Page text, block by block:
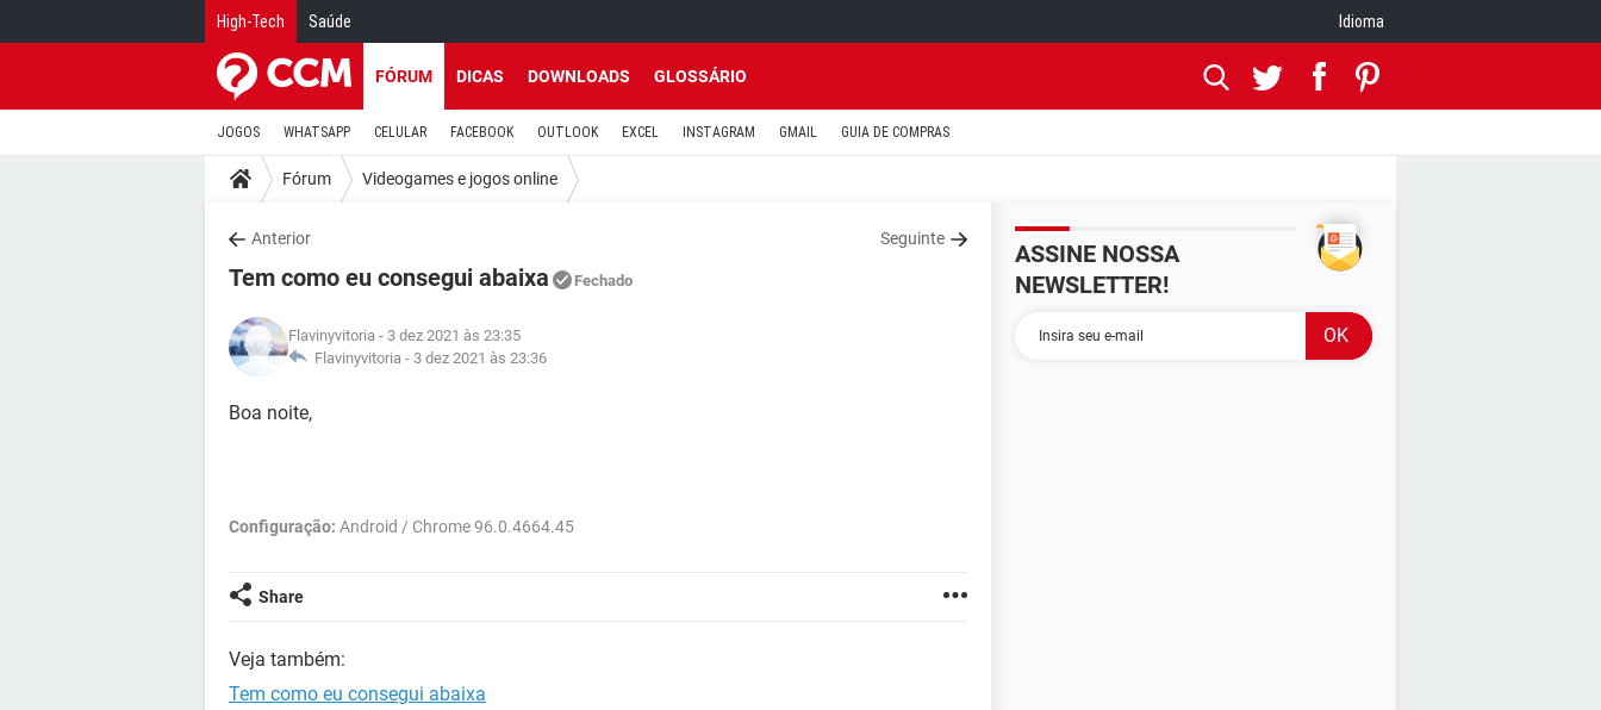
High-Tech Saúde Idioma
FÓRUM DICAS DOWNLOADS GLOSSÁRIO
JOGOS WHATSAPP CELULAR FACEBOOK OUTLOOK EXCEL INSTAGRAM GMAIL GUIA DE COMPRAS
Fórum Videogames e jogos online
Anterior Seguinte
Tem como eu consegui abaixa Fechado
Flavinyvitoria - 3 dez 2021 às 23:35
Flavinyvitoria - 3 dez 2021 às 23:36
Boa noite,
Configuração: Android / Chrome 96.0.4664.45
Share
Veja também:
Tem como eu consegui abaixa
ASSINE NOSSA
NEWSLETTER!